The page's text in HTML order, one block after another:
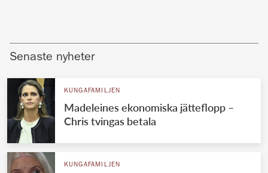
Senaste nyheter
KUNGAFAMILJEN
Madeleines ekonomiska jätteflopp –
Chris tvingas betala
KUNGAFAMILJEN